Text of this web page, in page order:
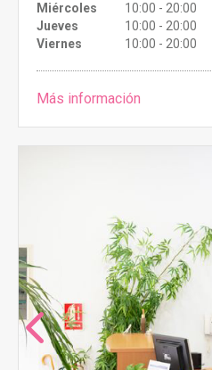
Miércoles
10:00 - 20:00
Jueves
10:00 - 20:00
Viernes
10:00 - 20:00
Más información